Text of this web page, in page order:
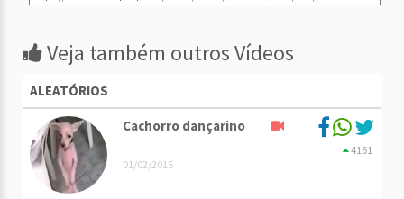
Veja também outros Vídeos
ALEATÓRIOS
Cachorro dançarino
01/02/2015
4161